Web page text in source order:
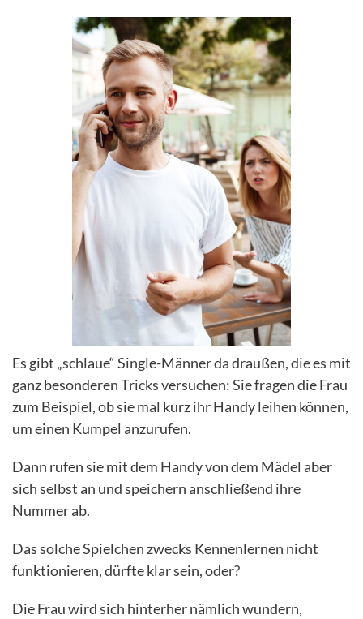
Es gibt „schlaue“ Single-Männer da draußen, die es mit
ganz besonderen Tricks versuchen: Sie fragen die Frau
zum Beispiel, ob sie mal kurz ihr Handy leihen können,
um einen Kumpel anzurufen.
Dann rufen sie mit dem Handy von dem Mädel aber
sich selbst an und speichern anschließend ihre
Nummer ab.
Das solche Spielchen zwecks Kennenlernen nicht
funktionieren, dürfte klar sein, oder?
Die Frau wird sich hinterher nämlich wundern,